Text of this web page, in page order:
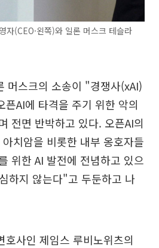
(CEO·왼쪽)와 일론 머스크 테슬라
머스크의 소송이 "경쟁사(xAI)
픈AI에 타격을 주기 위한 악의
전면 반박하고 있다. 오픈AI의
치암을 비롯한 내부 옹호자들
위한 AI 발전에 전념하고 있으
하지 않는다"고 두둔하고 나
호사인 제임스 루비노위츠의